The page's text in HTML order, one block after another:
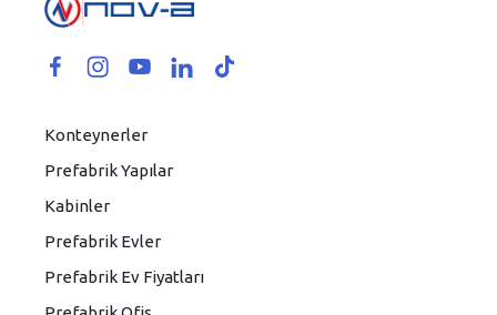
Konteynerler
Prefabrik Yapılar
Kabinler
Prefabrik Evler
Prefabrik Ev Fiyatları